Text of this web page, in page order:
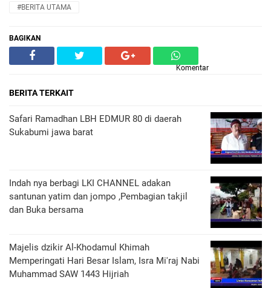
#BERITA UTAMA
BAGIKAN
Komentar
BERITA TERKAIT
Safari Ramadhan LBH EDMUR 80 di daerah
Sukabumi jawa barat
Indah nya berbagi LKI CHANNEL adakan
santunan yatim dan jompo ,Pembagian takjil
dan Buka bersama
Majelis dzikir Al-Khodamul Khimah
Memperingati Hari Besar Islam, Isra Mi'raj Nabi
Muhammad SAW 1443 Hijriah